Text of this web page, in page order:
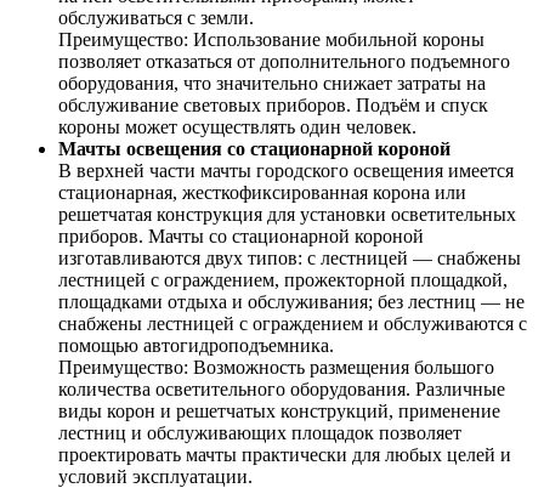
обслуживаться с земли.
Преимущество: Использование мобильной короны
позволяет отказаться от дополнительного подъемного
оборудования, что значительно снижает затраты на
обслуживание световых приборов. Подъём и спуск
короны может осуществлять один человек.
Мачты освещения со стационарной короной
В верхней части мачты городского освещения имеется
стационарная, жесткофиксированная корона или
решетчатая конструкция для установки осветительных
приборов. Мачты со стационарной короной
изготавливаются двух типов: с лестницей — снабжены
лестницей с ограждением, прожекторной площадкой,
площадками отдыха и обслуживания; без лестниц — не
снабжены лестницей с ограждением и обслуживаются с
помощью автогидроподъемника.
Преимущество: Возможность размещения большого
количества осветительного оборудования. Различные
виды корон и решетчатых конструкций, применение
лестниц и обслуживающих площадок позволяет
проектировать мачты практически для любых целей и
условий эксплуатации.